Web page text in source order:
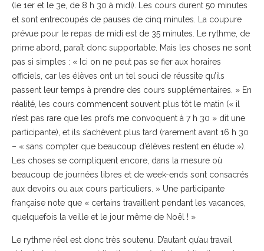
(le 1er et le 3e, de 8 h 30 à midi). Les cours durent 50 minutes
et sont entrecoupés de pauses de cinq minutes. La coupure
prévue pour le repas de midi est de 35 minutes. Le rythme, de
prime abord, paraît donc supportable. Mais les choses ne sont
pas si simples : « Ici on ne peut pas se fier aux horaires
officiels, car les élèves ont un tel souci de réussite qu’ils
passent leur temps à prendre des cours supplémentaires. » En
réalité, les cours commencent souvent plus tôt le matin (« il
n’est pas rare que les profs me convoquent à 7 h 30 » dit une
participante), et ils s’achèvent plus tard (rarement avant 16 h 30
– « sans compter que beaucoup d’élèves restent en étude »).
Les choses se compliquent encore, dans la mesure où
beaucoup de journées libres et de week-ends sont consacrés
aux devoirs ou aux cours particuliers. » Une participante
française note que « certains travaillent pendant les vacances,
quelquefois la veille et le jour même de Noël ! »
Le rythme réel est donc très soutenu. D’autant qu’au travail